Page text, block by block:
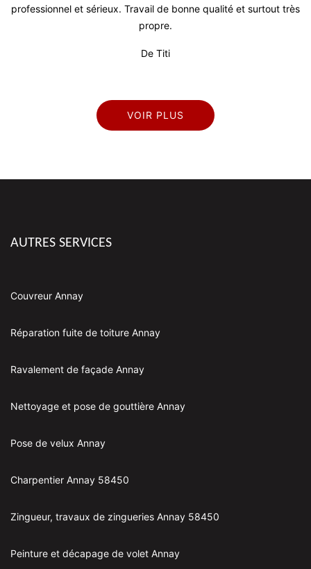
et sérieux. Travail de bonne qualité et surtout très
propre.
De Titi
VOIR PLUS
AUTRES SERVICES
Couvreur Annay
Réparation fuite de toiture Annay
Ravalement de façade Annay
Nettoyage et pose de gouttière Annay
Pose de velux Annay
Charpentier Annay 58450
Zingueur, travaux de zingueries Annay 58450
Peinture et décapage de volet Annay